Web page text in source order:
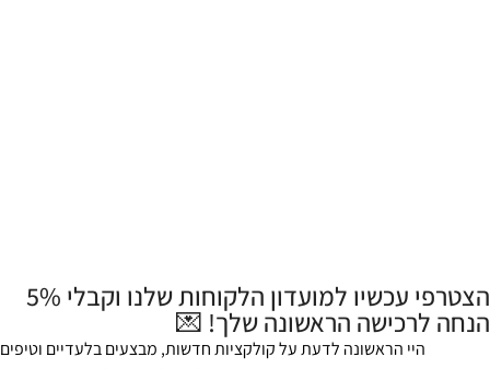
הצטרפי עכשיו למועדון הלקוחות שלנו וקבלי 5%
הנחה לרכישה הראשונה שלך! 💌
היי הראשונה לדעת על קולקציות חדשות, מבצעים בלעדיים וטיפים